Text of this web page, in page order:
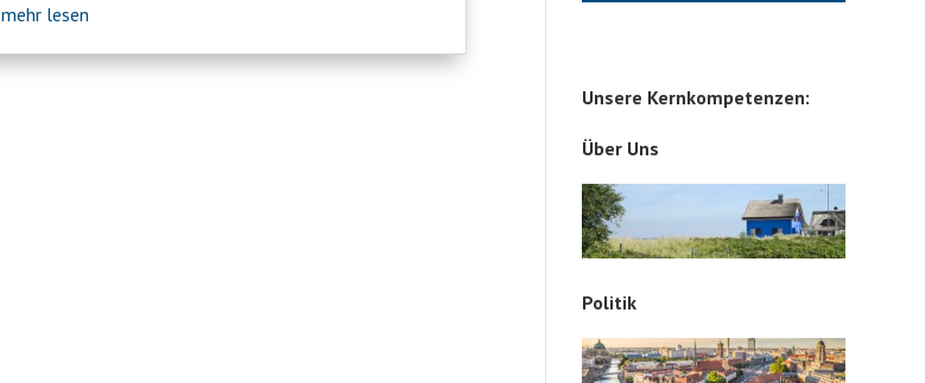
mehr lesen
Unsere Kernkompetenzen:
Über Uns
Politik